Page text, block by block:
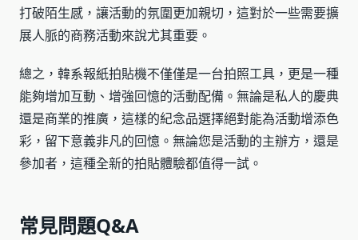
打破陌生感，讓活動的氛圍更加親切，這對於一些需要擴
展人脈的商務活動來說尤其重要。
總之，韓系報紙拍貼機不僅僅是一台拍照工具，更是一種
能夠增加互動、增強回憶的活動配備。無論是私人的慶典
還是商業的推廣，這樣的紀念品選擇絕對能為活動增添色
彩，留下意義非凡的回憶。無論您是活動的主辦方，還是
參加者，這種全新的拍貼體驗都值得一試。
常見問題Q&A